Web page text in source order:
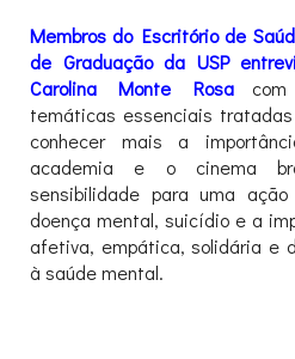
Membros do Escritório de
de Graduação da USP
Carolina Monte Rosacom
temáticas essenciais
conhecer mais a
academia e o cinema
sensibilidade para uma
doença mental, suicídio e a
afetiva, empática, solidária e
à saúde mental.